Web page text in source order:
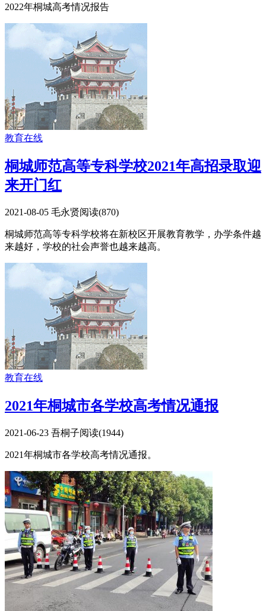
2022年桐城高考情况报告
教育在线
桐城师范高等专科学校2021年高招录取迎
来开门红
2021-08-05 毛永贤阅读(870)
桐城师范高等专科学校将在新校区开展教育教学，办学条件越
来越好，学校的社会声誉也越来越高。
教育在线
2021年桐城市各学校高考情况通报
2021-06-23 吾桐子阅读(1944)
2021年桐城市各学校高考情况通报。